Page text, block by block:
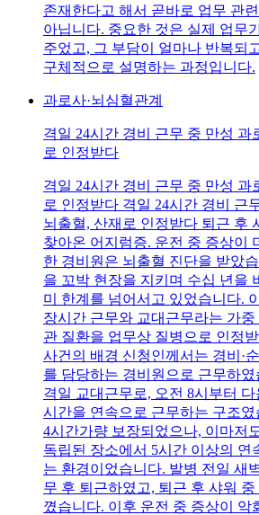
존재한다고 해서 곧바로 업무 관
아닙니다. 중요한 것은 실제 업무
주었고, 그 부담이 얼마나 반복되
구체적으로 설명하는 과정입니다.
과로사·뇌심혈관계
격일 24시간 경비 근무 중 만성 과
로 인정받다
격일 24시간 경비 근무 중 만성 과
로 인정받다 격일 24시간 경비 근
뇌출혈, 산재로 인정받다 퇴근 후
찾아온 어지럼증. 운전 중 증상이
한 경비원은 뇌출혈 진단을 받았
을 꼬박 현장을 지키며 수십 년을
미 한계를 넘어서고 있었습니다.
장시간 근무와 교대근무라는 가
관 질환을 업무상 질병으로 인정
사건의 배경 신청인께서는 경비·
를 담당하는 경비원으로 근무하
격일 교대근무로, 오전 8시부터
시간을 연속으로 근무하는 구조였
4시간가량 보장되었으나, 이마저
독립된 장소에서 5시간 이상의 연
는 환경이었습니다. 발병 전일 새
무 후 퇴근하였고, 퇴근 후 샤워
꼈습니다. 이후 운전 중 증상이 악